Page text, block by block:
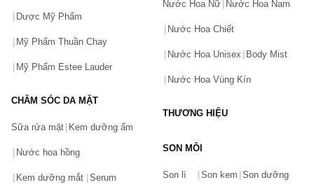
Bạn gặp vấn đề về sản phẩm hay mua hàng?
Hãy báo lỗi cho chúng tôi. Hoặc gọi cho chúng tôi qua số
Dược Mỹ Phẩm
Mỹ Phẩm Thuần Chay
Mỹ Phẩm Estee Lauder
CHĂM SÓC DA MẶT
Sữa rửa mặt Kem dưỡng ẩm
Nước hoa hồng
Kem dưỡng mắt Serum
Nước Hoa Nữ Nước Hoa Nam
Nước Hoa Chiết
Nước Hoa Unisex Body Mist
Nước Hoa Vùng Kín
THƯƠNG HIỆU
SON MÔI
Son lì Son kem Son dưỡng